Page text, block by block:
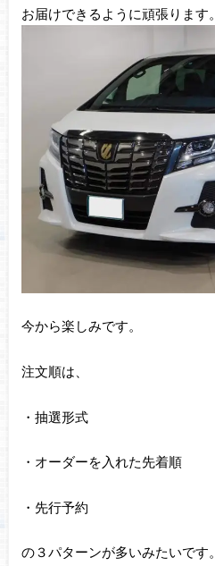
お届けできるように頑張ります。
今から楽しみです。
注文順は、
・抽選形式
・オーダーを入れた先着順
・先行予約
の３パターンが多いみたいです。